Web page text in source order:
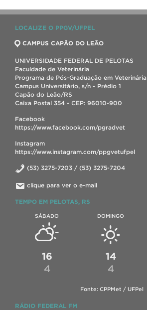
LOCALIZE O PPGV/UFPEL
CAMPUS CAPÃO DO LEÃO
UNIVERSIDADE FEDERAL DE PELOTAS
Faculdade de Veterinária
Programa de Pós-Graduação em Veterinária
Campus Universitário, s/n - Prédio 1
Capão do Leão/RS
Caixa Postal 354 - CEP: 96010-900
Facebook
https://www.facebook.com/pgradvet
Instagram
https://www.instagram.com/ppgvetufpel
(53) 3275-7203 / (53) 3275-7204
clique para ver o e-mail
TEMPO EM PELOTAS, RS
SÁBADO
16
4
DOMINGO
14
4
Fonte: CPPMet / UFPel
RÁDIO FEDERAL FM